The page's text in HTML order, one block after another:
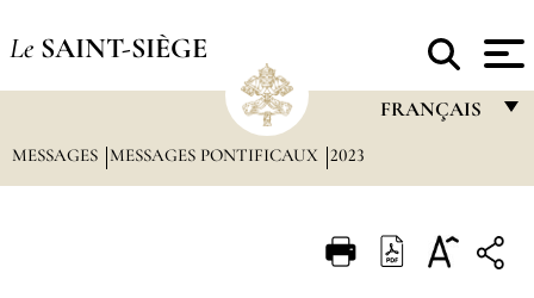
Le SAINT-SIÈGE
FRANÇAIS
ITALIANO
MESSAGES MESSAGES PONTIFICAUX 2023